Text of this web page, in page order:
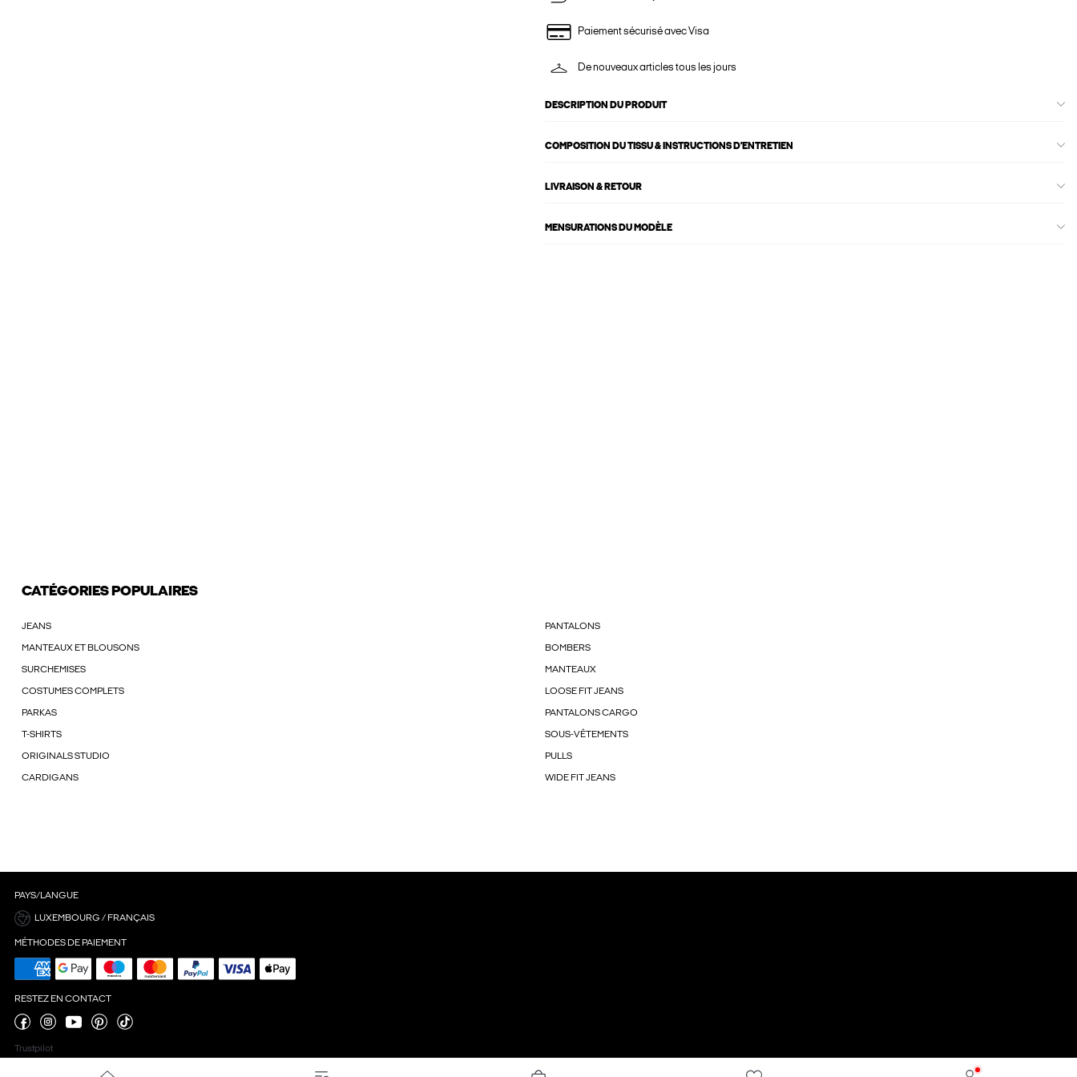
Paiement sécurisé avec Visa
De nouveaux articles tous les jours
DESCRIPTION DU PRODUIT
COMPOSITION DU TISSU & INSTRUCTIONS D'ENTRETIEN
LIVRAISON & RETOUR
MENSURATIONS DU MODÈLE
CATÉGORIES POPULAIRES
JEANS PANTALONS
MANTEAUX ET BLOUSONS BOMBERS
SURCHEMISES MANTEAUX
COSTUMES COMPLETS LOOSE FIT JEANS
PARKAS PANTALONS CARGO
T-SHIRTS SOUS-VÊTEMENTS
ORIGINALS STUDIO PULLS
CARDIGANS WIDE FIT JEANS
PAYS/LANGUE
LUXEMBOURG / FRANÇAIS
MÉTHODES DE PAIEMENT
RESTEZ EN CONTACT
Trustpilot